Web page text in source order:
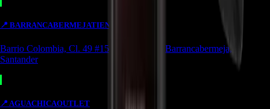
📍 BARRANCABERMEJATIENDA
Barrio Colombia, Cl. 49 #15-66 Local 107 Barrancabermeja,
Santander
📍AGUACHICAOUTLET